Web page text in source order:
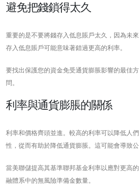
避免把錢鎖得太久
重要的是不要將錢存入低息賬戶太久，因為未
存入低息賬戶可能意味著錯過更高的利率。
要找出保護您的資金免受通貨膨脹影響的最佳
問。
利率與通貨膨脹的關係
利率和價格齊頭並進。較高的利率可以降低人
性，從而有助於降低通貨膨脹。這可能會導致
當美聯儲提高其基準聯邦基金利率以應對更高
融體系中的無風險準備金數量。